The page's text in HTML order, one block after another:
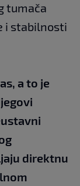
tumača
i stabilnosti
a to je
direktnu